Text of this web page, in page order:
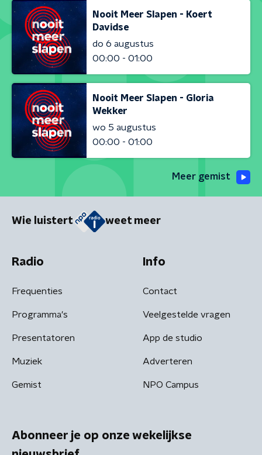
Nooit Meer Slapen - Koert
Davidse
do 6 augustus
00:00 - 01:00
Nooit Meer Slapen - Gloria
Wekker
wo 5 augustus
00:00 - 01:00
Meer gemist
Wie luistert weet meer
Radio
Frequenties
Programma's
Presentatoren
Muziek
Gemist
Info
Contact
Veelgestelde vragen
App de studio
Adverteren
NPO Campus
Abonneer je op onze wekelijkse